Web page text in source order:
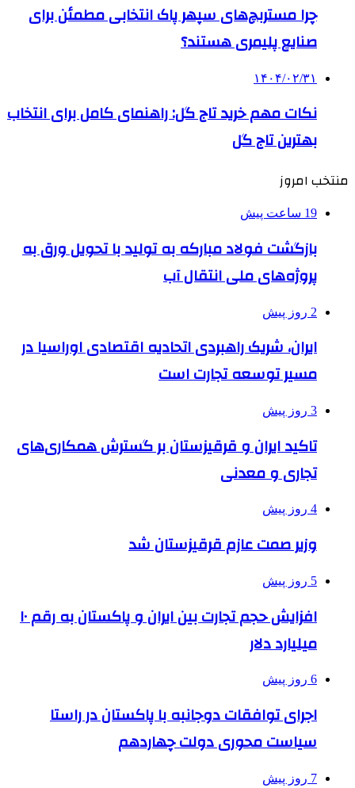
چرا مستربچ‌های سپهر پاک انتخابی مطمئن برای
صنایع پلیمری هستند؟
۱۴۰۴/۰۲/۳۱
نکات مهم خرید تاج گل: راهنمای کامل برای انتخاب
بهترین تاج گل
منتخب امروز
19 ساعت پیش
بازگشت فولاد مبارکه به تولید با تحویل ورق به
پروژه‌های ملی انتقال آب
2 روز پیش
ایران، شریک راهبردی اتحادیه اقتصادی اوراسیا در
مسیر توسعه تجارت است
3 روز پیش
تاکید ایران و قرقیزستان بر گسترش همکاری‌های
تجاری و معدنی
4 روز پیش
وزیر صمت عازم قرقیزستان شد
5 روز پیش
افزایش حجم تجارت بین ایران و پاکستان به رقم ۱۰
میلیارد دلار
6 روز پیش
اجرای توافقات دوجانبه با پاکستان در راستا
سیاست محوری دولت چهاردهم
7 روز پیش